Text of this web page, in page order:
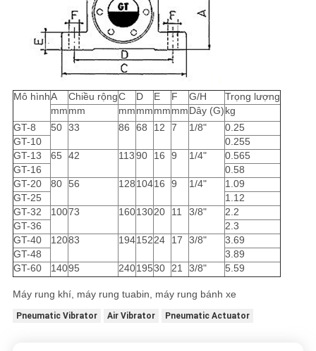
Mô hìnhA Chiều rộngC D E F G/H
Trọng lượng
mmmm mmmmmmmmDây (G)kg
GT-8
50 33 86 68 12 7 1/8"
0.25
GT-10
0.255
GT-13
65 42 11390 16 9 1/4"
0.565
GT-16
0.58
GT-20
80 56 12810416 9 1/4"
1.09
GT-25
1.12
GT-32
10073 16013020 11 3/8"
2.2
GT-36
2.3
GT-40
12083 19415224 17 3/8"
3.69
GT-48
3.89
GT-60
14095 24019530 21 3/8" 5.59
Máy rung khí, máy rung tuabin, máy rung bánh xe
Pneumatic Vibrator Air Vibrator Pneumatic Actuator